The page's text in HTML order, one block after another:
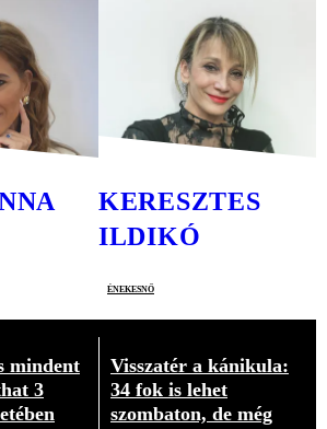
KERESZTES
ILDIKÓ
énekesnő
mindent
3
Visszatér a kánikula:
34 fok is lehet
szombaton, de még